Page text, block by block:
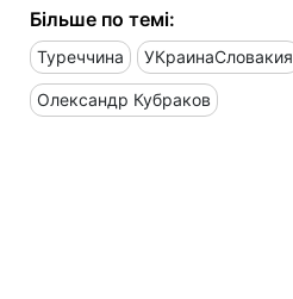
Більше по темі:
Туреччина УКраинаСловакия
Олександр Кубраков